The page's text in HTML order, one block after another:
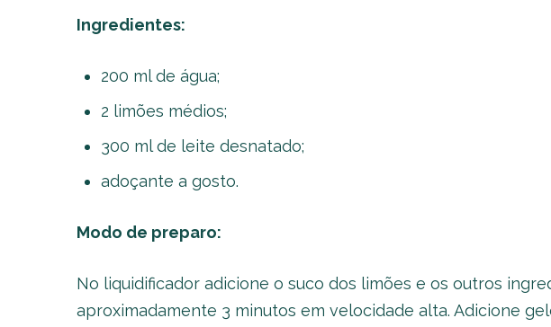
Ingredientes:
200 ml de água;
2 limões médios;
300 ml de leite desnatado;
adoçante a gosto.
Modo de preparo:
No liquidificador adicione o suco dos limões e os outros
aproximadamente 3 minutos em velocidade alta. Adicione